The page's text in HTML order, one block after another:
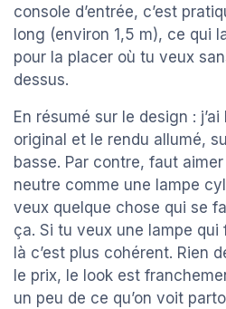
console d’entrée, c’est
long (environ 1,5 m), ce qui
pour la placer où tu veux
dessus.
En résumé sur le design :
original et le rendu allumé,
basse. Par contre, faut
neutre comme une lampe
veux quelque chose qui se
ça. Si tu veux une lampe
là c’est plus cohérent. Rien
le prix, le look est
un peu de ce qu’on voit